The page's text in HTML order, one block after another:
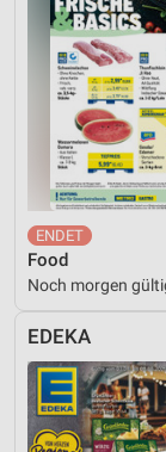
Food
Noch morgen
EDEKA